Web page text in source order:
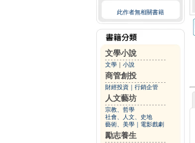
此作者無相關書籍
文學小說
文學 小說
商管創投
財經投資 行銷企管
人文藝坊
宗教、哲學
社會、人文、史地
藝術、美學
電影戲劇
勵志養生